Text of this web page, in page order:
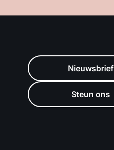
Nieuwsbrief
Steun ons